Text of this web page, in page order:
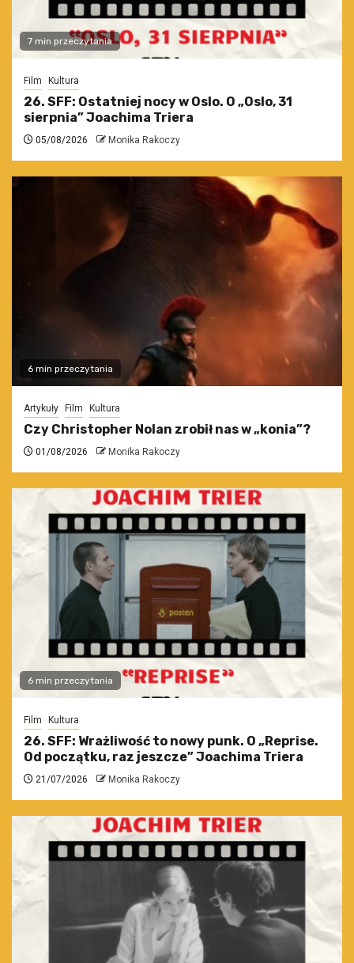
7 min przeczytania
Film Kultura
26. SFF: Ostatniej nocy w Oslo. O „Oslo, 31
sierpnia” Joachima Triera
05/08/2026 Monika Rakoczy
6 min przeczytania
Artykuły Film Kultura
Czy Christopher Nolan zrobił nas w „konia”?
01/08/2026 Monika Rakoczy
6 min przeczytania
Film Kultura
26. SFF: Wrażliwość to nowy punk. O „Reprise.
Od początku, raz jeszcze” Joachima Triera
21/07/2026 Monika Rakoczy